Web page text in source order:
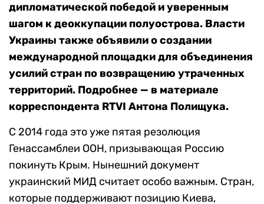
дипломатической победой и уверенным
шагом к деоккупации полуострова. Власти
Украины также объявили о создании
международной площадки для объединения
усилий стран по возвращению утраченных
территорий. Подробнее — в материале
корреспондента RTVI Антона Полищука.
С 2014 года это уже пятая резолюция
Генассамблеи ООН, призывающая Россию
покинуть Крым. Нынешний документ
украинский МИД считает особо важным. Стран,
которые поддерживают позицию Киева,